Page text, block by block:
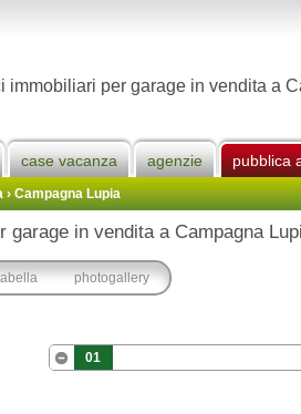
immobiliari per garage in vendita a
case vacanza agenzie pubblica
›Campagna Lupia
garage in vendita a Campagna
photogallery
01